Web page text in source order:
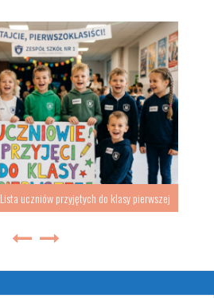
Lista uczniów przyjętych do klasy pierwszej